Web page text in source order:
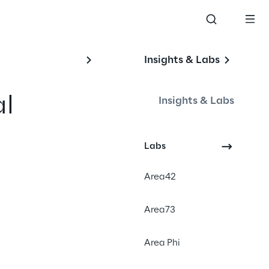
Insights & Labs
Insights & Labs
Labs
Area42
Area73
Area Phi